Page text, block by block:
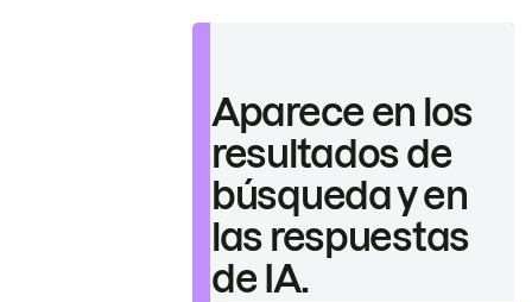
Aparece en los
resultados de
búsqueda y en
las respuestas
de IA.